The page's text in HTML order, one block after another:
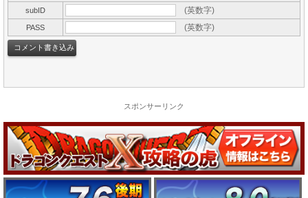
subID (英数字)
PASS (英数字)
スポンサーリンク